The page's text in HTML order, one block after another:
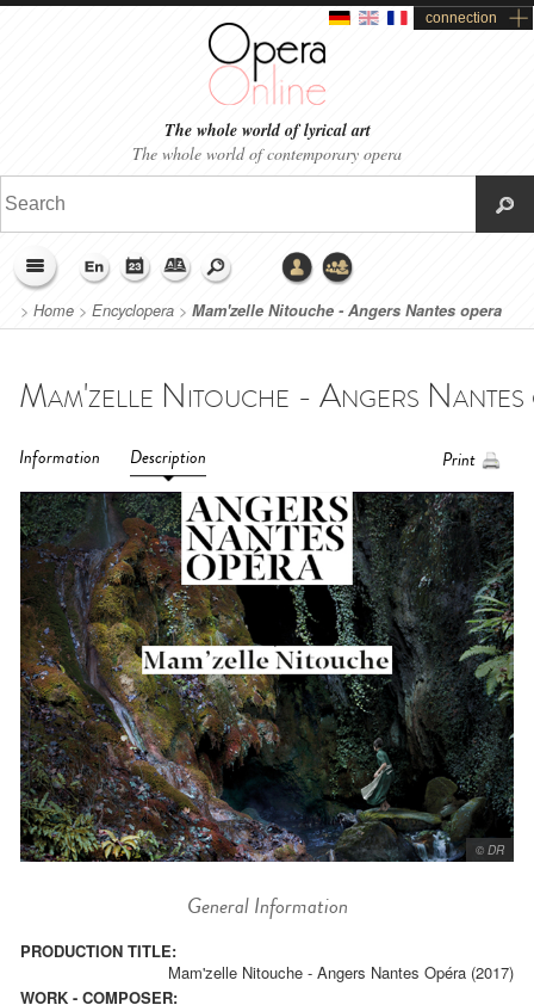
connection
The whole world of lyrical art
The whole world of contemporary opera
> Home > Encyclopera > Mam'zelle Nitouche - Angers Nantes opera
house (2017)
Information Description Print
© DR
General Information
PRODUCTION TITLE:
Mam'zelle Nitouche - Angers Nantes Opéra (2017)
WORK - COMPOSER: